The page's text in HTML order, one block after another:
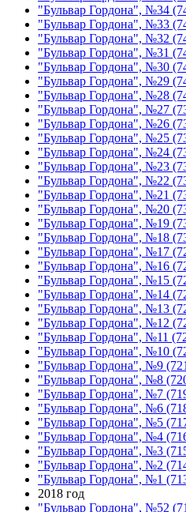
"Бульвар Гордона", №34
"Бульвар Гордона", №33
"Бульвар Гордона", №32
"Бульвар Гордона", №31
"Бульвар Гордона", №30
"Бульвар Гордона", №29
"Бульвар Гордона", №28
"Бульвар Гордона", №27
"Бульвар Гордона", №26
"Бульвар Гордона", №25
"Бульвар Гордона", №24
"Бульвар Гордона", №23
"Бульвар Гордона", №22
"Бульвар Гордона", №21
"Бульвар Гордона", №20
"Бульвар Гордона", №19
"Бульвар Гордона", №18
"Бульвар Гордона", №17
"Бульвар Гордона", №16
"Бульвар Гордона", №15
"Бульвар Гордона", №14
"Бульвар Гордона", №13
"Бульвар Гордона", №12
"Бульвар Гордона", №11
"Бульвар Гордона", №10
"Бульвар Гордона", №9
"Бульвар Гордона", №8
"Бульвар Гордона", №7
"Бульвар Гордона", №6
"Бульвар Гордона", №5
"Бульвар Гордона", №4
"Бульвар Гордона", №3
"Бульвар Гордона", №2
"Бульвар Гордона", №1
2018 год
"Бульвар Гордона", №52